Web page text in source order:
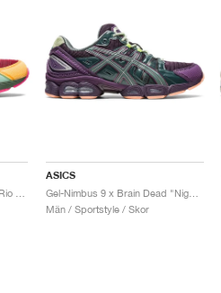
ASICS
Gel-Nimbus 9 x Brain Dead "Nightshade"
Män / Sportstyle / Skor